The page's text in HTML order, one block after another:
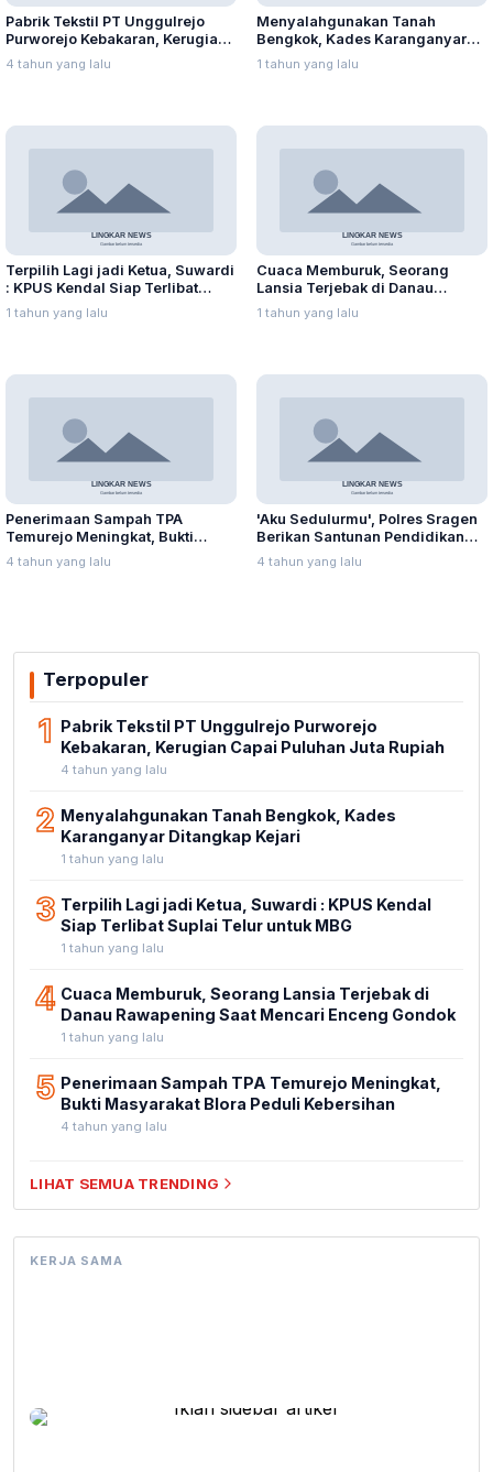
Pabrik Tekstil PT Unggulrejo
Purworejo Kebakaran, Kerugian
Capai Puluhan Juta Rupiah
4 tahun yang lalu
Menyalahgunakan Tanah
Bengkok, Kades Karanganyar
Ditangkap Kejari
1 tahun yang lalu
Terpilih Lagi jadi Ketua, Suwardi
: KPUS Kendal Siap Terlibat
Suplai Telur untuk MBG
1 tahun yang lalu
Cuaca Memburuk, Seorang
Lansia Terjebak di Danau
Rawapening Saat Mencari
Enceng Gondok
1 tahun yang lalu
Penerimaan Sampah TPA
Temurejo Meningkat, Bukti
Masyarakat Blora Peduli
Kebersihan
4 tahun yang lalu
'Aku Sedulurmu', Polres Sragen
Berikan Santunan Pendidikan
Anak Yatim Piatu
4 tahun yang lalu
Terpopuler
1 Pabrik Tekstil PT Unggulrejo Purworejo
Kebakaran, Kerugian Capai Puluhan Juta Rupiah
4 tahun yang lalu
2 Menyalahgunakan Tanah Bengkok, Kades
Karanganyar Ditangkap Kejari
1 tahun yang lalu
3 Terpilih Lagi jadi Ketua, Suwardi : KPUS Kendal
Siap Terlibat Suplai Telur untuk MBG
1 tahun yang lalu
4 Cuaca Memburuk, Seorang Lansia Terjebak di
Danau Rawapening Saat Mencari Enceng Gondok
1 tahun yang lalu
5 Penerimaan Sampah TPA Temurejo Meningkat,
Bukti Masyarakat Blora Peduli Kebersihan
4 tahun yang lalu
LIHAT SEMUA TRENDING
KERJA SAMA